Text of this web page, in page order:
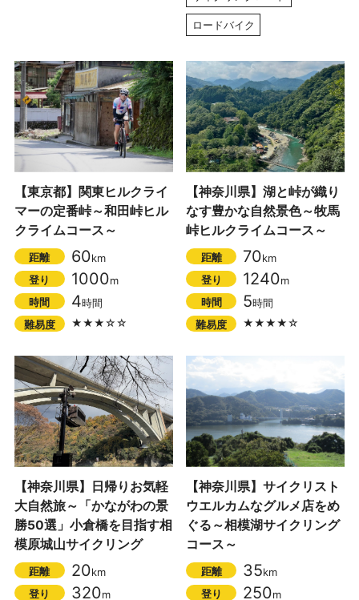
ロードバイク
【東京都】関東ヒルクライ
マーの定番峠～和田峠ヒル
クライムコース～
距離 60km
登り
1000m
時間
4時間
難易度
★★★☆☆
【神奈川県】湖と峠が織り
なす豊かな自然景色～牧馬
峠ヒルクライムコース～
距離 70km
登り
1240m
時間
5時間
難易度
★★★★☆
【神奈川県】日帰りお気軽
大自然旅～「かながわの景
勝50選」小倉橋を目指す相
模原城山サイクリング
距離 20km
登り
320m
【神奈川県】サイクリスト
ウエルカムなグルメ店をめ
ぐる～相模湖サイクリング
コース～
距離 35km
登り
250m